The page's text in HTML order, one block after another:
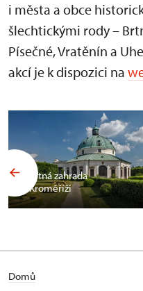
i města a obce
šlechtickými rody –
Písečné, Vratěnín a
akcí je k dispozici na
Květná zahrada
v Kroměříži
Domů